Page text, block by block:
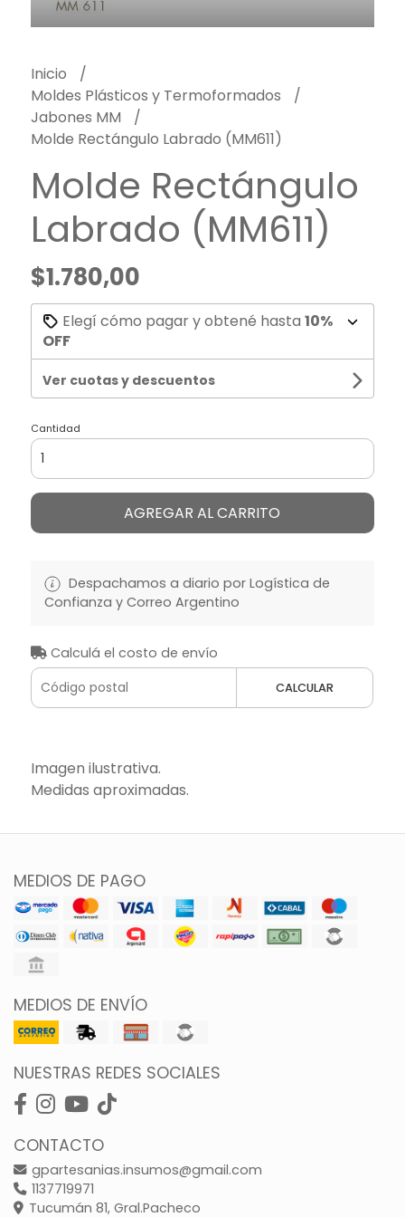
Inicio
Moldes Plásticos y Termoformados
Jabones MM
Molde Rectángulo Labrado (MM611)
Molde Rectángulo
Labrado (MM611)
$1.780,00
Elegí cómo pagar y obtené hasta 10%
OFF
Ver cuotas y descuentos
Cantidad
AGREGAR AL CARRITO
Despachamos a diario por Logística de
Confianza y Correo Argentino
Calculá el costo de envío
CALCULAR
Imagen ilustrativa.
Medidas aproximadas.
MEDIOS DE PAGO
MEDIOS DE ENVÍO
NUESTRAS REDES SOCIALES
CONTACTO
gpartesanias.insumos@gmail.com
1137719971
Tucumán 81, Gral.Pacheco